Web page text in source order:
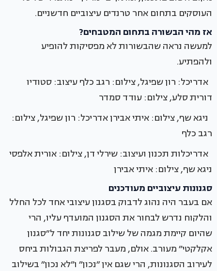
העוסקים בתחום אחר טרנדים עיצוביים חדשניים.
אז מהי הבשורה בתחום המטבחים?
למעשה נראה שהבשורות לא מפסיקות להופיע
ולהפתיע.
אדריכל: רון שפיגל, צילום: רגב כלף עיצוב: סטודיו
דורית סלע, צילום: עודד סמדר
ניגא שף, צילום: איתי אבירן אדריכל: רון שפיגל, צילום:
רגב כלף
אדריכלות תכנון ועיצוב: שירלי דן, צילום: אורית אלפסי
ניגא שף, צילום: איתי אבירן
סגנונות עיצוביים מעודכנים
אם בעבר היה נהוג לדבוק בסגנון עיצובי אחד לכל החלל
והלקוח נדרש לבחור את הסגנון המועדף עליו, הרי
שהיום קיימת מגמה של שילוב סגנונות יחד ל״סגנון
אקלקטי״ מעורב. אולם, מעבר לפריצת הגבולות ביחס
לעירוב הסגנונות, הרי שגם אין ״נכון״ ו״לא נכון״ בשילוב